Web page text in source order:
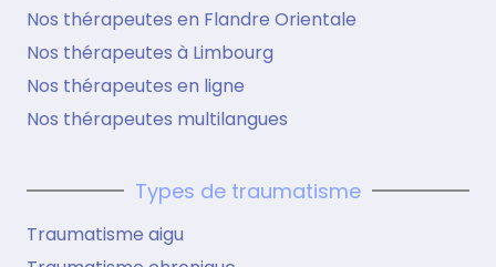
Nos thérapeutes en Flandre Orientale
Nos thérapeutes à Limbourg
Nos thérapeutes en ligne
Nos thérapeutes multilangues
Types de traumatisme
Traumatisme aigu